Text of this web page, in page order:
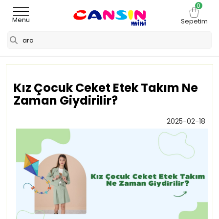
Menu
0
Sepetim
Kız Çocuk Ceket Etek Takım Ne
Zaman Giydirilir?
2025-02-18